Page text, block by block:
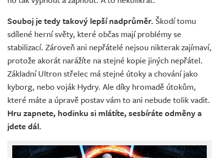
Souboj je tedy takový lepší nadprůměr. Škodí tomu
sdílené herní světy, které občas mají problémy se
stabilizací. Zároveň ani nepřátelé nejsou nikterak zajímaví,
protože akorát narážíte na stejné kopie jiných nepřátel.
Základní Ultron střelec má stejné útoky a chování jako
kyborg, nebo voják Hydry. Ale díky hromadě útokům,
které máte a úpravě postav vám to ani nebude tolik vadit.
Hru zapnete, hodinku si mlátíte, sesbíráte odměny a
jdete dál.